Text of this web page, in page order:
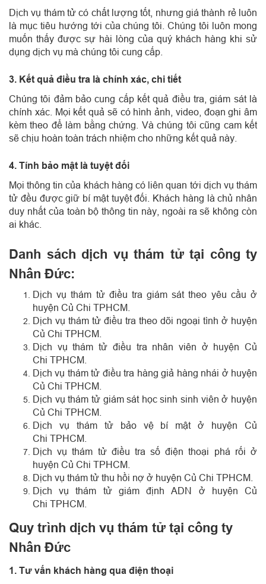
Dịch vụ thám tử có chất lượng tốt, nhưng giá thành rẻ luôn
là mục tiêu hướng tới của chúng tôi. Chúng tôi luôn mong
muốn thấy được sự hài lòng của quý khách hàng khi sử
dụng dịch vụ mà chúng tôi cung cấp.
3. Kết quả điều tra là chính xác, chi tiết
Chúng tôi đảm bảo cung cấp kết quả điều tra, giám sát là
chính xác. Mọi kết quả sẽ có hình ảnh, video, đoạn ghi âm
kèm theo để làm bằng chứng. Và chúng tôi cũng cam kết
sẽ chịu hoàn toàn trách nhiệm cho những kết quả này.
4. Tính bảo mật là tuyệt đối
Mọi thông tin của khách hàng có liên quan tới dịch vụ thám
tử đều được giữ bí mật tuyệt đối. Khách hàng là chủ nhân
duy nhất của toàn bộ thông tin này, ngoài ra sẽ không còn
ai khác.
Danh sách dịch vụ thám tử tại công ty
Nhân Đức:
Dịch vụ thám tử điều tra giám sát theo yêu cầu ở
huyện Củ Chi TPHCM.
Dịch vụ thám tử điều tra theo dõi ngoại tình ở huyện
Củ Chi TPHCM.
Dịch vụ thám tử điều tra nhân viên ở huyện Củ
Chi TPHCM.
Dịch vụ thám tử điều tra hàng giả hàng nhái ở huyện
Củ Chi TPHCM.
Dịch vụ thám tử giám sát học sinh sinh viên ở huyện
Củ Chi TPHCM.
Dịch vụ thám tử bảo vệ bí mật ở huyện Củ
Chi TPHCM.
Dịch vụ thám tử điều tra số điện thoại phá rối ở
huyện Củ Chi TPHCM.
Dịch vụ thám tử thu hồi nợ ở huyện Củ Chi TPHCM.
Dịch vụ thám tử giám định ADN ở huyện Củ
Chi TPHCM.
Quy trình dịch vụ thám tử tại công ty
Nhân Đức
1. Tư vấn khách hàng qua điện thoại